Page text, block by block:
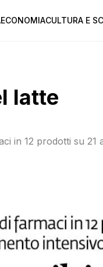
ECONOMIACULTURA E
latte
in 12 prodotti su